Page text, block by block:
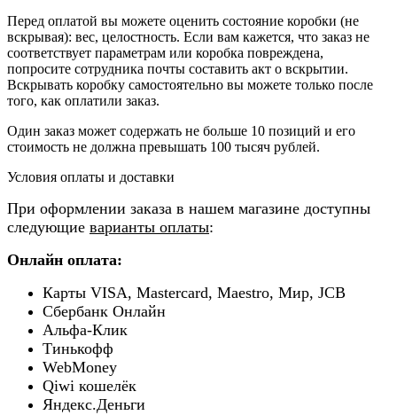
Перед оплатой вы можете оценить состояние коробки (не
вскрывая): вес, целостность. Если вам кажется, что заказ не
соответствует параметрам или коробка повреждена,
попросите сотрудника почты составить акт о вскрытии.
Вскрывать коробку самостоятельно вы можете только после
того, как оплатили заказ.
Один заказ может содержать не больше 10 позиций и его
стоимость не должна превышать 100 тысяч рублей.
Условия оплаты и доставки
При оформлении заказа в нашем магазине доступны
следующие варианты оплаты:
Онлайн оплата:
Карты VISA, Mastercard, Maestro, Мир, JCB
Сбербанк Онлайн
Альфа-Клик
Тинькофф
WebMoney
Qiwi кошелёк
Яндекс.Деньги